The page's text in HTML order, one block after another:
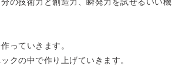
っていきます。
クの中で作り上げていきます。